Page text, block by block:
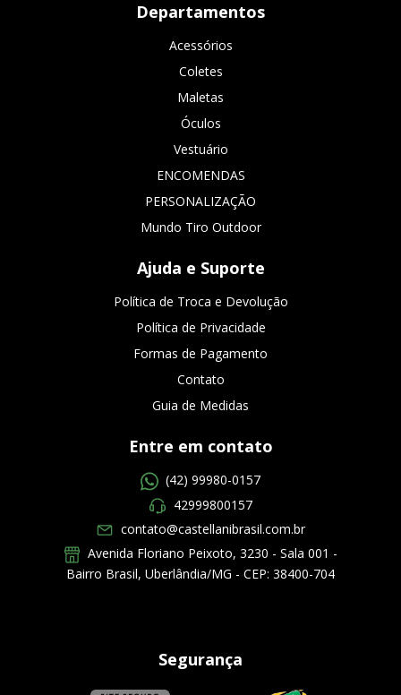
Departamentos
Acessórios
Coletes
Maletas
Óculos
Vestuário
ENCOMENDAS
PERSONALIZAÇÃO
Mundo Tiro Outdoor
Ajuda e Suporte
Política de Troca e Devolução
Política de Privacidade
Formas de Pagamento
Contato
Guia de Medidas
Entre em contato
(42) 99980-0157
42999800157
contato@castellanibrasil.com.br
Avenida Floriano Peixoto, 3230 - Sala 001 -
Bairro Brasil, Uberlândia/MG - CEP: 38400-704
Segurança